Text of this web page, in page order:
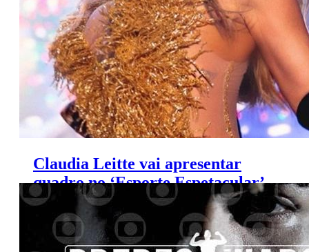
Claudia Leitte vai apresentar
quadro no ‘Esporte Espetacular’
da Globo